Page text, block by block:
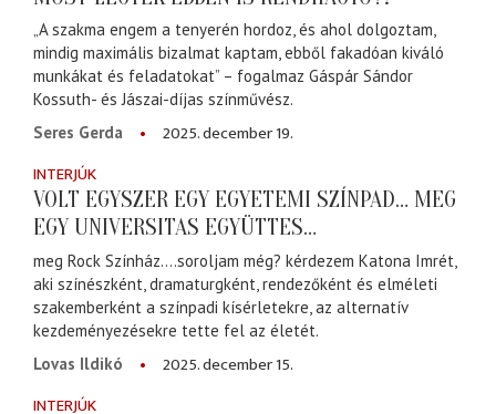
„A szakma engem a tenyerén hordoz, és ahol dolgoztam,
mindig maximális bizalmat kaptam, ebből fakadóan kiváló
munkákat és feladatokat” – fogalmaz Gáspár Sándor
Kossuth- és Jászai-díjas színművész.
Seres Gerda
2025. december 19.
INTERJÚK
VOLT EGYSZER EGY EGYETEMI SZÍNPAD… MEG
EGY UNIVERSITAS EGYÜTTES…
meg Rock Színház….soroljam még? kérdezem Katona Imrét,
aki színészként, dramaturgként, rendezőként és elméleti
szakemberként a színpadi kísérletekre, az alternatív
kezdeményezésekre tette fel az életét.
Lovas Ildikó
2025. december 15.
INTERJÚK